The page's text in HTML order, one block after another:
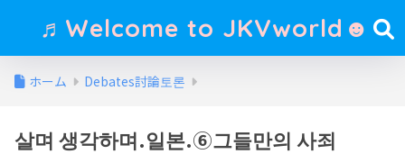
♬Welcome to JKVworld☻
ホーム Debates討論토론
살며 생각하며.일본.⑥그들만의 사죄